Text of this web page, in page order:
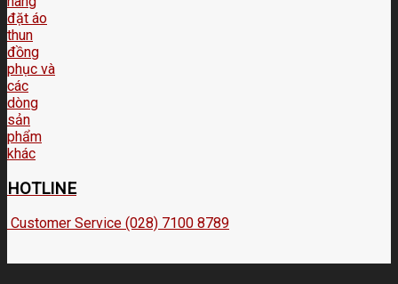
HOTLINE
Customer Service (028) 7100 8789